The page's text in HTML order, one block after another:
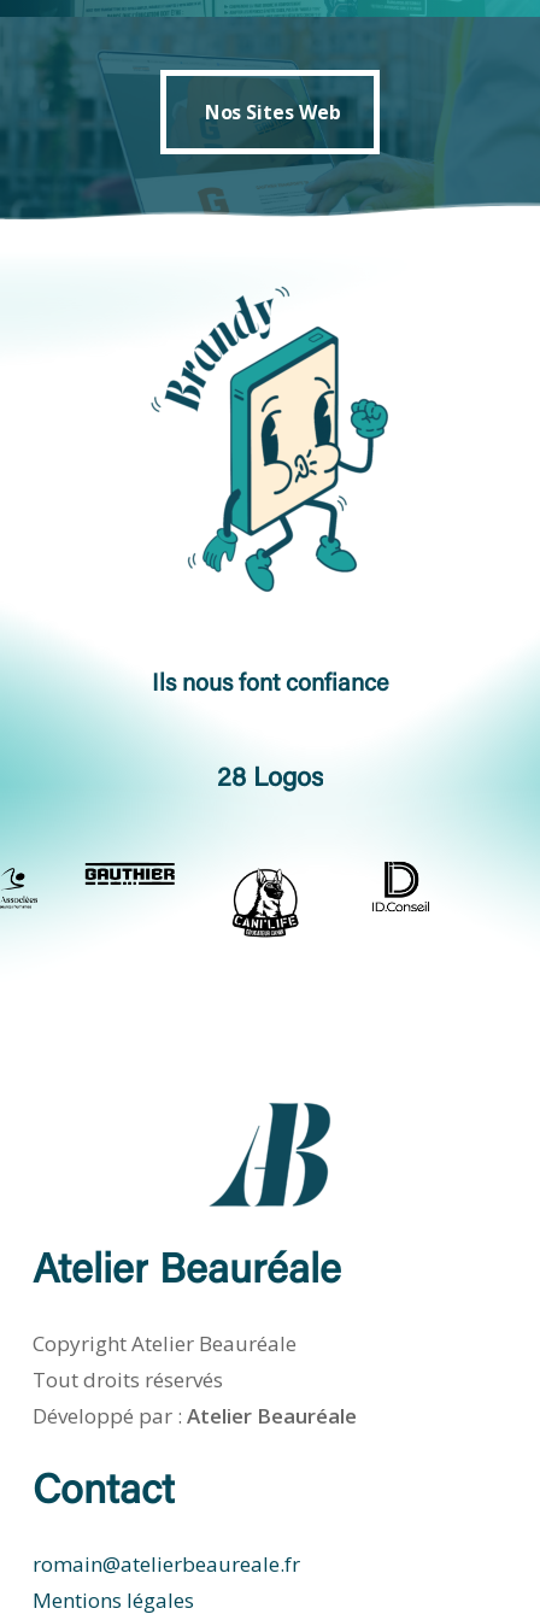
Nos Sites Web
Nos Sites Web
Ils nous font confiance
28 Logos
Atelier Beauréale
Copyright Atelier Beauréale
Tout droits réservés
Développé par :Atelier Beauréale
Contact
romain@atelierbeaureale.fr
Mentions légales